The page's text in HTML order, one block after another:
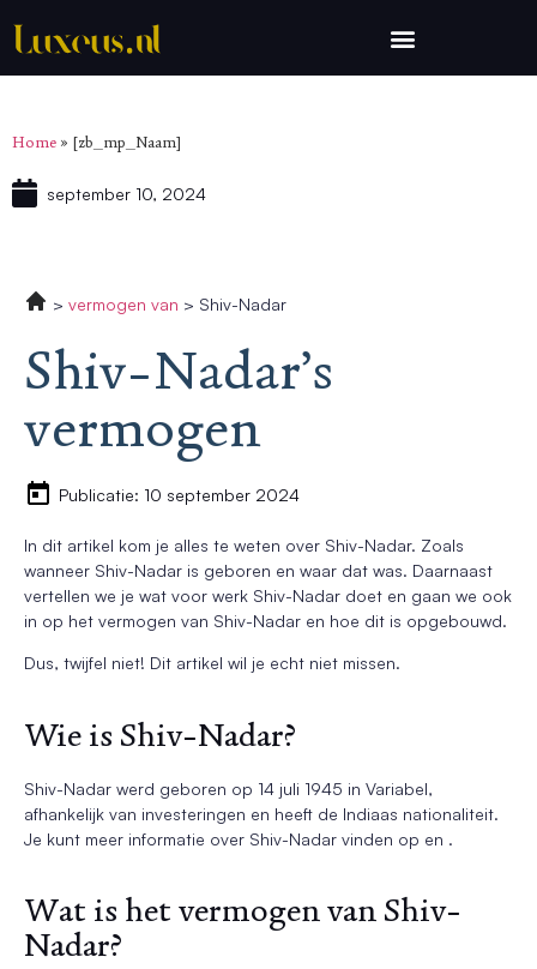
Home » [zb_mp_Naam]
september 10, 2024
vermogen van Shiv-Nadar
Shiv-Nadar’s
vermogen
Publicatie: 10 september 2024
In dit artikel kom je alles te weten over Shiv-Nadar. Zoals
wanneer Shiv-Nadar is geboren en waar dat was. Daarnaast
vertellen we je wat voor werk Shiv-Nadar doet en gaan we ook
in op het vermogen van Shiv-Nadar en hoe dit is opgebouwd.
Dus, twijfel niet! Dit artikel wil je echt niet missen.
Wie is Shiv-Nadar?
Shiv-Nadar werd geboren op 14 juli 1945 in Variabel,
afhankelijk van investeringen en heeft de Indiaas nationaliteit.
Je kunt meer informatie over Shiv-Nadar vinden op en .
Wat is het vermogen van Shiv-
Nadar?